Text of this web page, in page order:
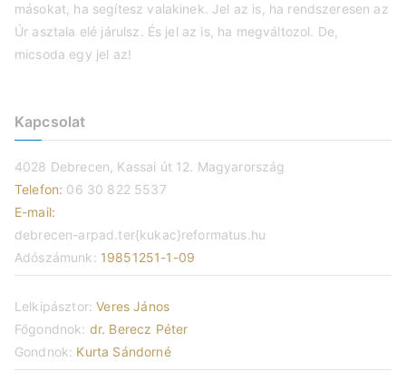
másokat, ha segítesz valakinek. Jel az is, ha rendszeresen az
Úr asztala elé járulsz. És jel az is, ha megváltozol. De,
micsoda egy jel az!
Kapcsolat
4028 Debrecen, Kassai út 12. Magyarország
Telefon: 06 30 822 5537
E-mail:
debrecen-arpad.ter{kukac}reformatus.hu
Adószámunk: 19851251-1-09
Lelkipásztor:Veres János
Főgondnok: dr. Berecz Péter
Gondnok: Kurta Sándorné